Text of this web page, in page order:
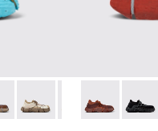
Sneaker for Men
Textile Sneakers
- Green Sneaker for Men
010 - Burgundy
- K100953-009 - Brown/
Roku - K100953-008 -
Roku -Roku -
Custom